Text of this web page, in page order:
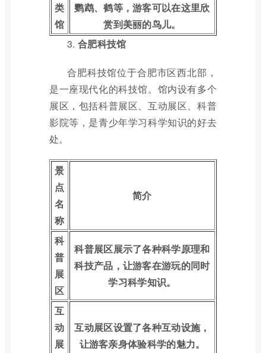
类
馆
鹦鹉、鹤等，游客可以在这里欣
赏到美丽的鸟儿。
3. 合肥科技馆
合肥科技馆位于合肥市区西北部，
是一座现代化的科技馆。馆内设有多个
展区，包括科普展区、互动展区、科普
影院等，是青少年学习科学知识的好去
处。
景
点
名
称
简介
科
普
展
区
科普展区展示了各种科学原理和
科技产品，让游客在游玩的同时
学习科学知识。
互
动
展
互动展区设置了各种互动设施，
让游客亲身体验科学的魅力。